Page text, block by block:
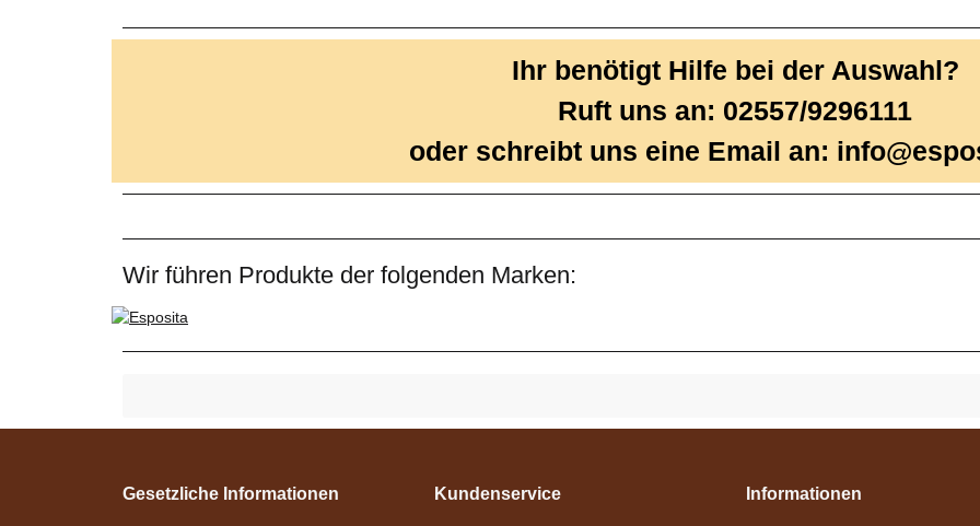
Ihr benötigt Hilfe bei der Auswahl?
Ruft uns an: 02557/9296111
oder schreibt uns eine Email an:
Wir führen Produkte der folgenden Marken:
Gesetzliche Informationen Kundenservice Informationen